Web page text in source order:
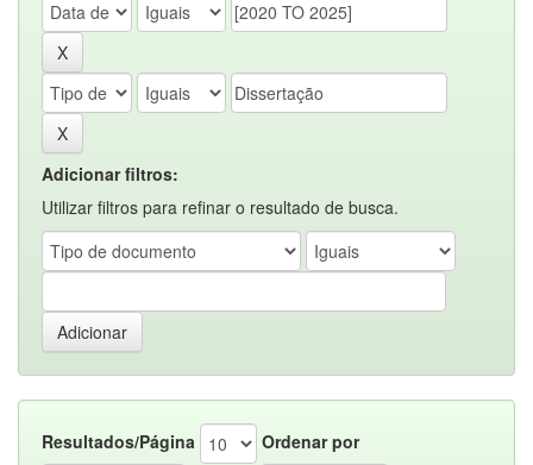
Adicionar filtros:
Utilizar filtros para refinar o resultado de busca.
Resultados/Página
Ordenar por